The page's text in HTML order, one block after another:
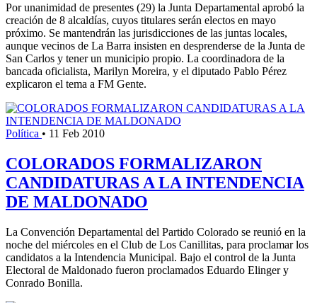
Por unanimidad de presentes (29) la Junta Departamental aprobó la
creación de 8 alcaldías, cuyos titulares serán electos en mayo
próximo. Se mantendrán las jurisdicciones de las juntas locales,
aunque vecinos de La Barra insisten en desprenderse de la Junta de
San Carlos y tener un municipio propio. La coordinadora de la
bancada oficialista, Marilyn Moreira, y el diputado Pablo Pérez
explicaron el tema a FM Gente.
Política • 11 Feb 2010
COLORADOS FORMALIZARON
CANDIDATURAS A LA INTENDENCIA
DE MALDONADO
La Convención Departamental del Partido Colorado se reunió en la
noche del miércoles en el Club de Los Canillitas, para proclamar los
candidatos a la Intendencia Municipal. Bajo el control de la Junta
Electoral de Maldonado fueron proclamados Eduardo Elinger y
Conrado Bonilla.